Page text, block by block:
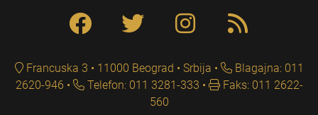
Francuska 3 • 11000 Beograd • Srbija
Blagajna: 011
2620-946
Telefon: 011 3281-333
Faks: 011 2622-
560